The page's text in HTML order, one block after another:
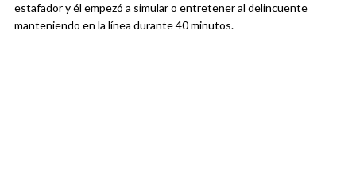
estafador y él empezó a simular o entretener al delincuente
manteniendo en la línea durante 40 minutos.